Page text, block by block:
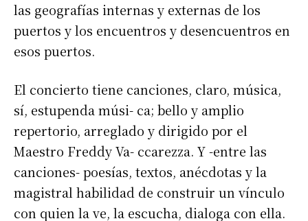
las geografías internas y externas de los
puertos y los encuentros y desencuentros en
esos puertos.
El concierto tiene canciones, claro, música,
sí, estupenda músi- ca; bello y amplio
repertorio, arreglado y dirigido por el
Maestro Freddy Va- ccarezza. Y -entre las
canciones- poesías, textos, anécdotas y la
magistral habilidad de construir un vínculo
con quien la ve, la escucha, dialoga con ella.